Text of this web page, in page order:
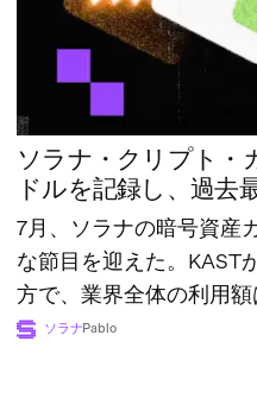
ソラナ・クリプト・
ドルを記録し、過去
7月、ソラナの暗号資産
な節目を迎えた。KAST
方で、業界全体の利用額
ルに達した。
ソラナPablo